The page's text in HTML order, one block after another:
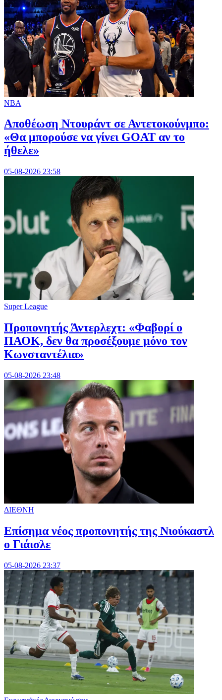
NBA
Αποθέωση Ντουράντ σε Αντετοκούνμπο:
«Θα μπορούσε να γίνει GOAT αν το
ήθελε»
05-08-2026 23:58
Super League
Προπονητής Άντερλεχτ: «Φαβορί ο
ΠΑΟΚ, δεν θα προσέξουμε μόνο τον
Κωνσταντέλια»
05-08-2026 23:48
ΔΙΕΘΝΗ
Επίσημα νέος προπονητής της Νιούκαστλ
ο Γιάισλε
05-08-2026 23:37